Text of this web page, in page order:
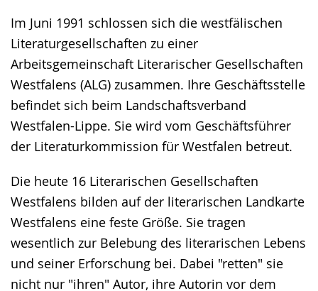
Im Juni 1991 schlossen sich die westfälischen
Literaturgesellschaften zu einer
Arbeitsgemeinschaft Literarischer Gesellschaften
Westfalens (ALG) zusammen. Ihre Geschäftsstelle
befindet sich beim Landschaftsverband
Westfalen-Lippe. Sie wird vom Geschäftsführer
der Literaturkommission für Westfalen betreut.
Die heute 16 Literarischen Gesellschaften
Westfalens bilden auf der literarischen Landkarte
Westfalens eine feste Größe. Sie tragen
wesentlich zur Belebung des literarischen Lebens
und seiner Erforschung bei. Dabei "retten" sie
nicht nur "ihren" Autor, ihre Autorin vor dem
wird
angezeigt.